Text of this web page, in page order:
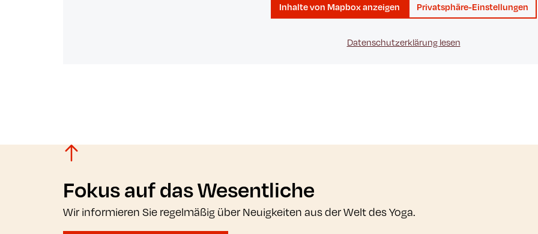
Inhalte von Mapbox anzeigen Privatsphäre-Einstellungen
Datenschutzerklärung lesen
Fokus auf das Wesentliche
Wir informieren Sie regelmäßig über Neuigkeiten aus der Welt des Yoga.